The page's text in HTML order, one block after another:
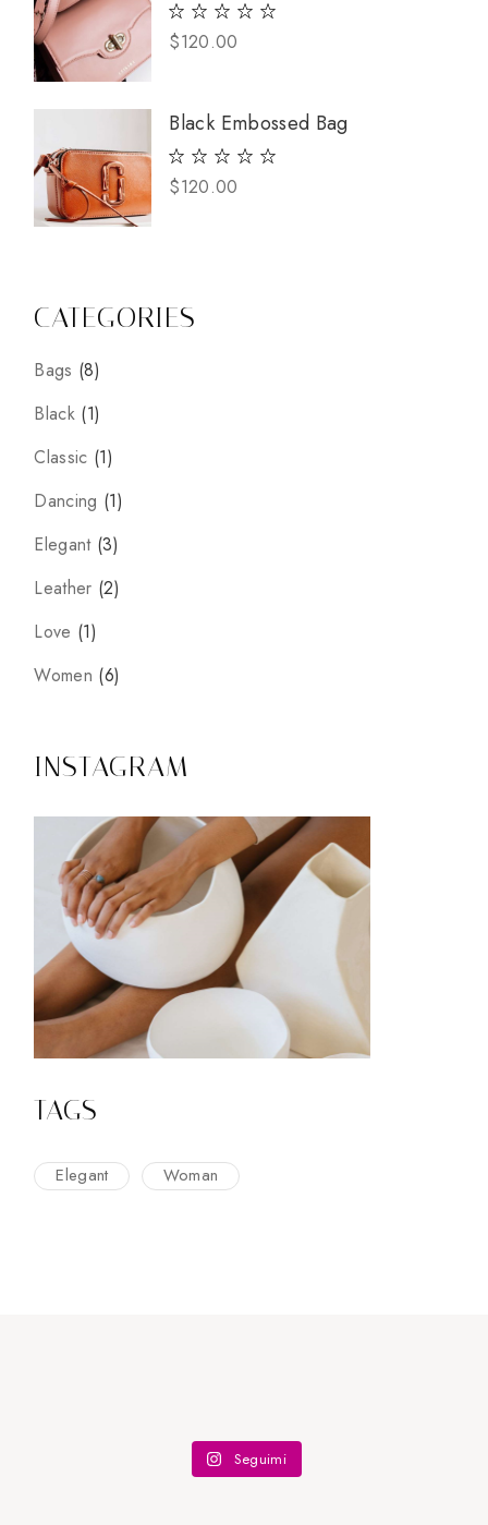
$120.00
Black Embossed Bag
$120.00
CATEGORIES
Bags 8
Black 1
Classic 1
Dancing 1
Elegant 3
Leather 2
Love 1
Women 6
INSTAGRAM
TAGS
Elegant Woman
Seguimi